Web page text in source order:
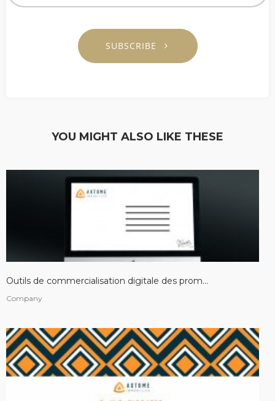
SUBSCRIBE
YOU MIGHT ALSO LIKE THESE
Outils de commercialisation digitale des prom...
Company